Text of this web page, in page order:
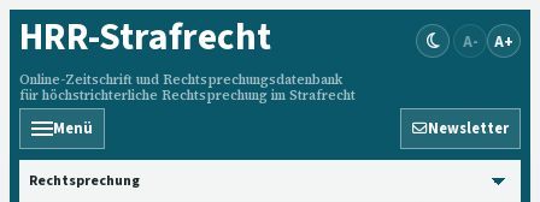
HRR-Strafrecht
Online-Zeitschrift und Rechtsprechungsdatenbank
für höchstrichterliche Rechtsprechung im Strafrecht
A- A+
Menü Newsletter
HRRS durchsuchen